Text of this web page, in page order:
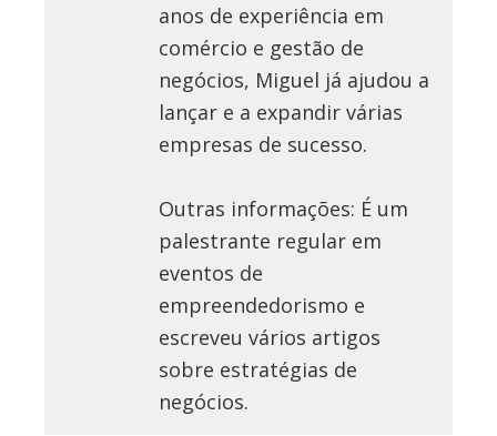
anos de experiência em
comércio e gestão de
negócios, Miguel já ajudou a
lançar e a expandir várias
empresas de sucesso.
Outras informações: É um
palestrante regular em
eventos de
empreendedorismo e
escreveu vários artigos
sobre estratégias de
negócios.